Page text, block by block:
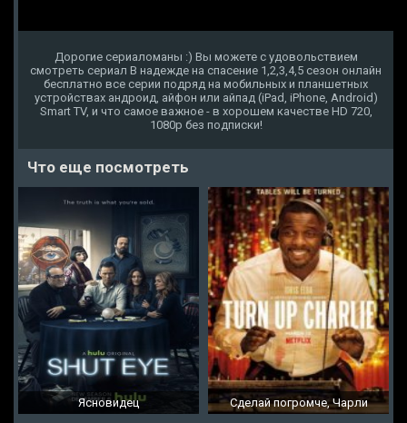
Дорогие сериаломаны :) Вы можете с удовольствием
смотреть сериал В надежде на спасение 1,2,3,4,5 сезон онлайн
бесплатно все серии подряд на мобильных и планшетных
устройствах андроид, айфон или айпад (iPad, iPhone, Android)
Smart TV, и что самое важное - в хорошем качестве HD 720,
1080p без подписки!
Что еще посмотреть
Ясновидец Сделай погромче, Чарли